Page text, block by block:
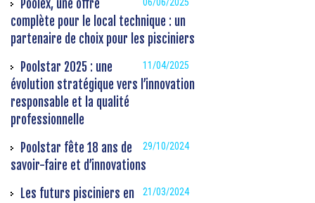
Poolex, une offre
complète pour le local technique : un
partenaire de choix pour les pisciniers
11/04/2025
Poolstar 2025 : une
évolution stratégique vers l’innovation
responsable et la qualité
professionnelle
29/10/2024
Poolstar fête 18 ans de
savoir-faire et d’innovations
21/03/2024
Les futurs pisciniers en